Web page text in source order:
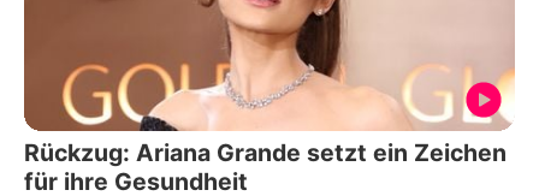
Rückzug: Ariana Grande setzt ein Zeichen
für ihre Gesundheit